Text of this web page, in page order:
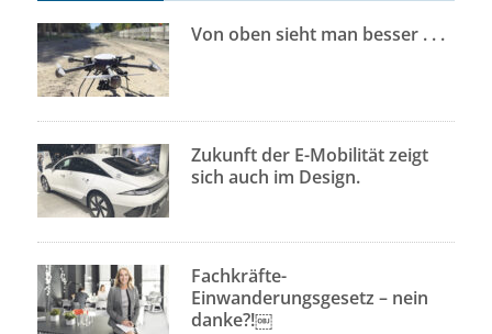
Von oben sieht man besser . . .
Zukunft der E-Mobilität zeigt
sich auch im Design.
Fachkräfte-
Einwanderungsgesetz – nein
danke?!￼